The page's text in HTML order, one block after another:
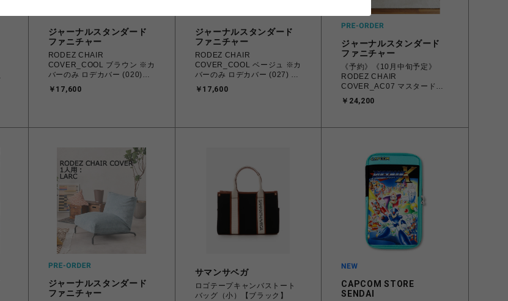
ジャーナルスタンダード
ファニチャー
RODEZ CHAIR
COVER_COOL ブラウン ※カ
バーのみ ロデカバー (020)
￥17,600
ジャーナルスタンダード
ファニチャー
RODEZ CHAIR
COVER_COOL ベージュ ※カ
バーのみ ロデカバー (027) 家
￥17,600
ジャーナルスタンダード
ファニチャー
《予約》《10月中旬予定》
RODEZ CHAIR
COVER_AC07 マスタード
ー (086) 700
￥24,200
ジャーナルスタンダード
ファニチャー
サマンサベガ
ロゴテープキャンバストート
バッグ（小）【ブラック】
CAPCOM STORE
SENDAI